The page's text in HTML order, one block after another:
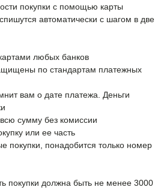
покупки с помощью карты
автоматически с шагом в две
любых банков
по стандартам платежных
вам о дате платежа. Деньги
сумму без комиссии
или ее часть
покупки, понадобится только номер
покупки должна быть не менее 3000